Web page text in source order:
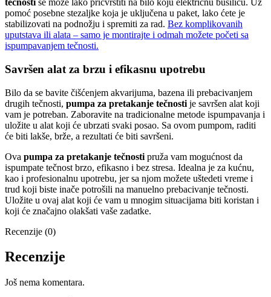
tečnosti se može lako pričvrstiti na bilo koju električnu bušilicu. Uz
pomoć posebne stezaljke koja je uključena u paket, lako ćete je
stabilizovati na podnožju i spremiti za rad. Bez komplikovanih
uputstava ili alata – samo je montirajte i odmah možete početi sa
ispumpavanjem tečnosti.
Savršen alat za brzu i efikasnu upotrebu
Bilo da se bavite čišćenjem akvarijuma, bazena ili prebacivanjem
drugih tečnosti, pumpa za pretakanje tečnosti je savršen alat koji
vam je potreban. Zaboravite na tradicionalne metode ispumpavanja i
uložite u alat koji će ubrzati svaki posao. Sa ovom pumpom, raditi
će biti lakše, brže, a rezultati će biti savršeni.
Ova pumpa za pretakanje tečnosti pruža vam mogućnost da
ispumpate tečnost brzo, efikasno i bez stresa. Idealna je za kućnu,
kao i profesionalnu upotrebu, jer sa njom možete uštedeti vreme i
trud koji biste inače potrošili na manuelno prebacivanje tečnosti.
Uložite u ovaj alat koji će vam u mnogim situacijama biti koristan i
koji će značajno olakšati vaše zadatke.
Recenzije (0)
Recenzije
Još nema komentara.